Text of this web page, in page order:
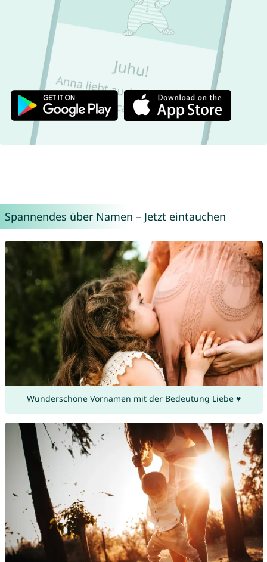
Spannendes über Namen – Jetzt eintauchen
Wunderschöne Vornamen mit der Bedeutung Liebe ♥